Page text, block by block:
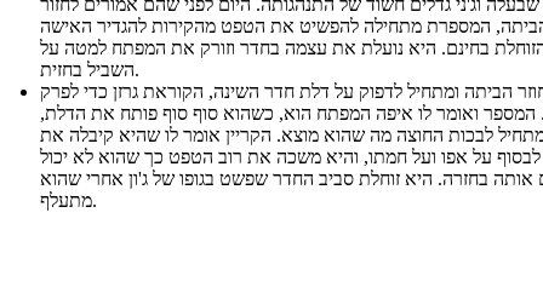
המספרת מתחילה להפשיט את הטפט מהקירות להגדיר האישה
בחינם. היא נועלת את עצמה בחדר וזורק את המפתח למטה על
השביל בחזית.
חוזר הביתה ומתחיל לדפוק על דלת חדר השינה, הקוראת גרזן כדי לפרק
המספר ואומר לו איפה המפתח הוא, כשהוא סוף סוף פותח את הדלת,
לבכות החוצה מה שהוא מוצא. הקריין אומר לו שהיא קיבלה את
על אפו ועל חמתו, והיא משכה את רוב הטפט כך שהוא לא יכול
אותה בחזרה. היא זוחלת סביב החדר שפשט בגופו של ג'ון אחרי שהוא
מתעלף.